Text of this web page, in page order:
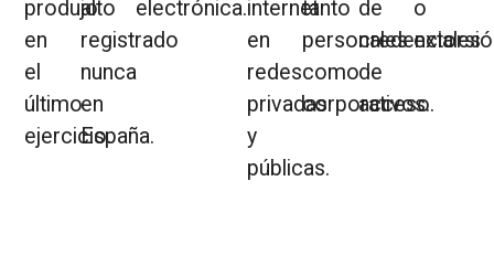
produjo
en
el
último
ejercicio.
alto
registrado
nunca
en
España.
electrónica.internet
en
redes
privadas
y
públicas.
tanto
personales
como
corporativos.
de
credenciales
de
acceso.
o